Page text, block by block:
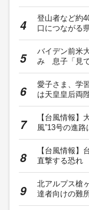
登山者など約
口につながる
バイデン前米
み 息子「見
愛子さま、学
は天皇皇后両
【台風情報】
風”13号の進
【台風情報】
直撃する恐
北アルプス槍
達者向けの難